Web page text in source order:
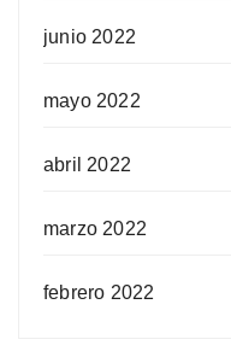
junio 2022
mayo 2022
abril 2022
marzo 2022
febrero 2022